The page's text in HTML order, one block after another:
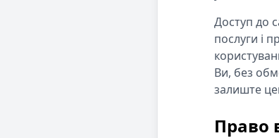
Доступ до
послуги і
Ви, без
залиште
Право